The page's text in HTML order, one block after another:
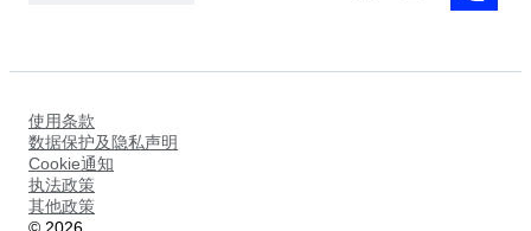
使用条款
数据保护及隐私声明
Cookie通知
执法政策
其他政策